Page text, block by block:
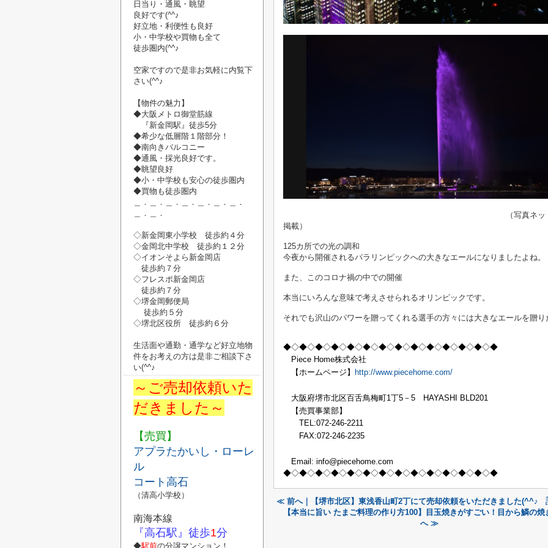
（写真ネットよ
掲載）
125カ所での光の調和
今夜から開催されるパラリンピックへの大きなエールになりましたよね。
また、このコロナ禍の中での開催
本当にいろんな意味で考えさせられるオリンピックです。
それでも沢山のパワーを贈ってくれる選手の方々には大きなエールを贈り
◆◇◆◇◆◇◆◇◆◇◆◇◆◇◆◇◆◇◆◇◆◇◆◇◆◇◆
Piece Home株式会社
【ホームページ】
http://www.piecehome.com/
大阪府堺市北区百舌鳥梅町1丁5－5 HAYASHI BLD201
【売買事業部】
TEL:072-246-2211
FAX:072-246-2235
Email: info@piecehome.com
◆◇◆◇◆◇◆◇◆◇◆◇◆◇◆◇◆◇◆◇◆◇◆◇◆◇◆
≪ 前へ｜【堺市北区】東浅香山町2丁にて売却依頼をいただきました(^^♪
【本当に旨い たまご料理の作り方100】目玉焼きがすごい！目から鱗の焼
へ ≫
日当り・通風・ 眺望
良好です(^^♪
好立地・利便性も良好
小・中学校や買物 も全て
徒歩圏内(^^♪
空家ですので是非お気軽に内覧下
さい(^^♪
【物件の魅力】
◆大阪メトロ御堂筋線
『新金岡駅』 徒歩5分
◆希少な低層階１階部分！
◆南向きバルコニー
◆通風・ 採光良好です。
◆眺望良好
◆小・中学校も安心の徒歩圏内
◆買物も徒歩圏内
＿．＿．＿．＿．＿．＿．＿．
＿．＿．
◇新金岡東小学校 徒歩約４分
◇金岡北中学校 徒歩約１２分
◇イオンそよら新金岡店
徒歩約７分
◇フレスポ新金岡店
徒歩約７分
◇堺金岡郵便局
徒歩約５分
◇堺北区役所 徒歩約６分
生活面や通勤・通学など好立地物
件をお考えの方は是非ご相談下さ
い(^^♪
～ご売却依頼いた
だきました～
【売買】
アプラたかいし・ローレ
ル
コート高石
（清高小学校）
南海本線
『高石駅』 徒歩1分
◆駅前の分譲マンション！